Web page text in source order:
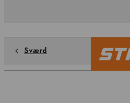
Sværd